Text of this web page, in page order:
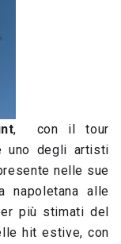
, con il tour
uno degli artisti
nelle sue
napoletana alle
più stimati del
hit estive, con